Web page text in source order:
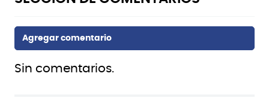
Sin comentarios.